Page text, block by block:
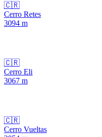
🇨🇷
Cerro Retes
3094 m
🇨🇷
Cerro Eli
3067 m
🇨🇷
Cerro Vueltas